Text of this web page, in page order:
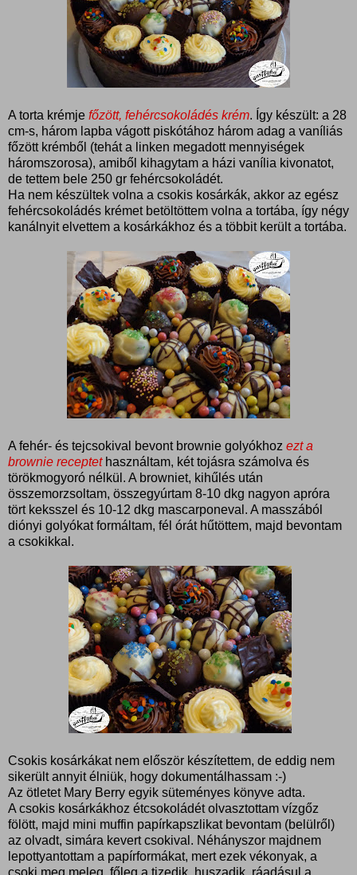
A torta krémje főzött, fehércsokoládés krém. Így készült: a 28
cm-s, három lapba vágott piskótához három adag a vaníliás
főzött krémből (tehát a linken megadott mennyiségek
háromszorosa), amiből kihagytam a házi vanília kivonatot,
de tettem bele 250 gr fehércsokoládét.
Ha nem készültek volna a csokis kosárkák, akkor az egész
fehércsokoládés krémet betöltöttem volna a tortába, így négy
kanálnyit elvettem a kosárkákhoz és a többit került a tortába.
A fehér- és tejcsokival bevont brownie golyókhoz ezt a
brownie receptethasználtam, két tojásra számolva és
törökmogyoró nélkül. A browniet, kihűlés után
összemorzsoltam, összegyúrtam 8-10 dkg nagyon apróra
tört keksszel és 10-12 dkg mascarponeval. A masszából
diónyi golyókat formáltam, fél órát hűtöttem, majd bevontam
a csokikkal.
Csokis kosárkákat nem először készítettem, de eddig nem
sikerült annyit élniük, hogy dokumentálhassam :-)
Az ötletet Mary Berry egyik süteményes könyve adta.
A csokis kosárkákhoz étcsokoládét olvasztottam vízgőz
fölött, majd mini muffin papírkapszlikat bevontam (belülről)
az olvadt, simára kevert csokival. Néhányszor majdnem
lepottyantottam a papírformákat, mert ezek vékonyak, a